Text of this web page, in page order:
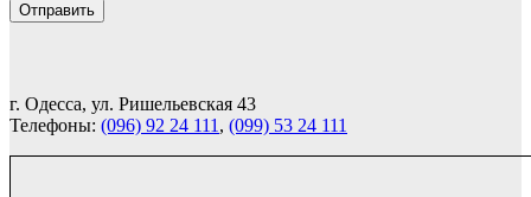
г. Одесса, ул. Ришельевская 43
Телефоны: (096) 92 24 111 , (099) 53 24 111